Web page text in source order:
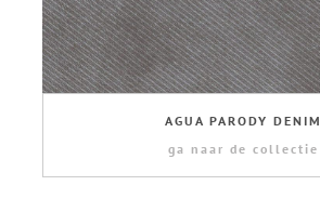
AGUA PARODY DENIM
ga naar de collectie